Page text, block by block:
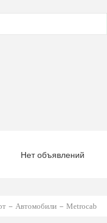
Нет объявлений
Автомобили Metrocab